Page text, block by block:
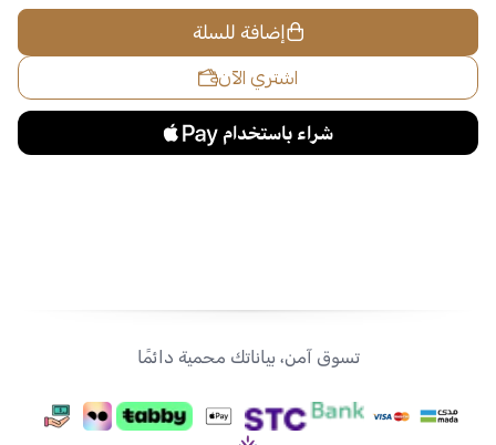
إضافة للسلة
اشتري الآن
تسوق آمن، بياناتك محمية دائمًا